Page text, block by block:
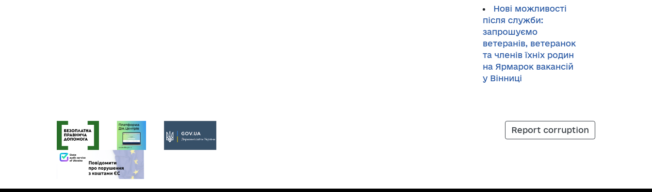
Нові можливості
після служби:
запрошуємо
ветеранів, ветеранок
та членів їхніх родин
на Ярмарок вакансій
у Вінниці
Report corruption